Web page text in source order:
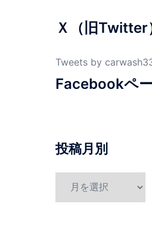
Ｘ（旧Twitter
Tweets by
Facebookペ
投稿月別